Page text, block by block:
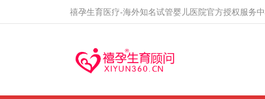
禧孕生育医疗-海外知名试管婴儿医院官方授权服务